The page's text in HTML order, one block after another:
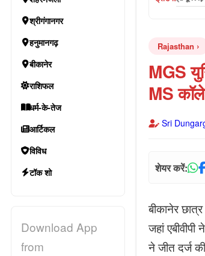
श्रीगंगानगर
हनुमानगढ़
बीकानेर
राशिफल
धर्म-के-तेज
आर्टिकल
विविध
टॉक शो
Download App
from
Rajasthan
MGS
MS
Sri
शेयर करें:
बीकानेर
जहां
ने जीत दर्ज